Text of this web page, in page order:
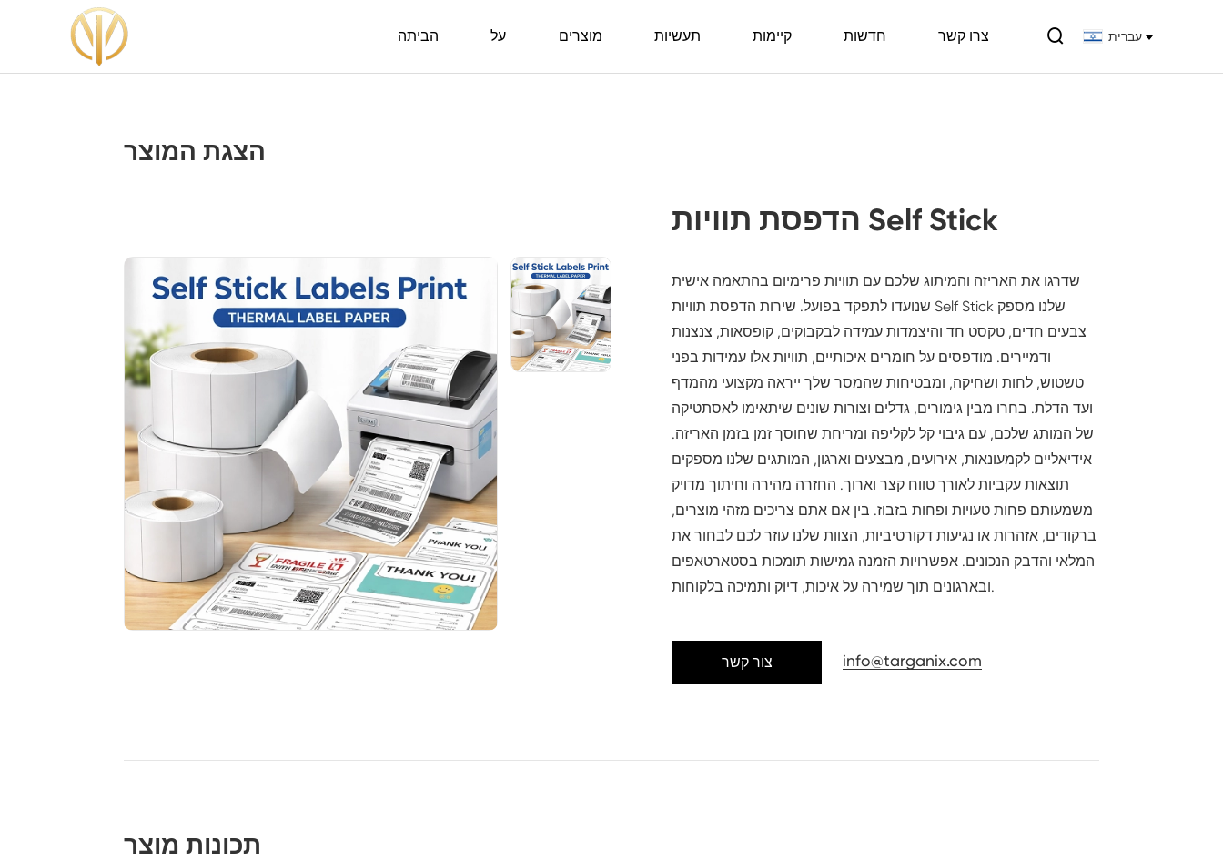
הביתה על מוצרים תעשיות קיימות חדשות צרו קשר  עברית
הצגת המוצר
הדפסת תוויות Self Stick
שדרגו את האריזה והמיתוג שלכם עם תוויות פרימיום בהתאמה אישית
שנועדו לתפקד בפועל. שירות הדפסת תוויות Self Stick שלנו מספק
צבעים חדים, טקסט חד והיצמדות עמידה לבקבוקים, קופסאות, צנצנות
ודמיירים. מודפסים על חומרים איכותיים, תוויות אלו עמידות בפני
טשטוש, לחות ושחיקה, ומבטיחות שהמסר שלך ייראה מקצועי מהמדף
ועד הדלת. בחרו מבין גימורים, גדלים וצורות שונים שיתאימו לאסתטיקה
של המותג שלכם, עם גיבוי קל לקליפה ומריחת שחוסך זמן בזמן האריזה.
אידיאליים לקמעונאות, אירועים, מבצעים וארגון, המותגים שלנו מספקים
תוצאות עקביות לאורך טווח קצר וארוך. החזרה מהירה וחיתוך מדויק
משמעותם פחות טעויות ופחות בזבוז. בין אם אתם צריכים מזהי מוצרים,
ברקודים, אזהרות או נגיעות דקורטיביות, הצוות שלנו עוזר לכם לבחור את
המלאי והדבק הנכונים. אפשרויות הזמנה גמישות תומכות בסטארטאפים
ובארגונים תוך שמירה על איכות, דיוק ותמיכה בלקוחות.
צור קשר info@targanix.com
תכונות מוצר